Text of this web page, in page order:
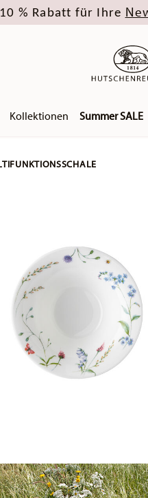
10 % Rabatt für Ihre
Kollektionen Summer SALE